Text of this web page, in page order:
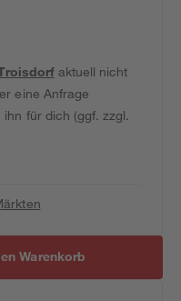
aktuell nicht
eine Anfrage
für dich (ggf. zzgl.
Warenkorb